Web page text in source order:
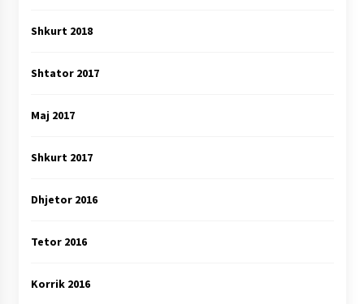
Shkurt 2018
Shtator 2017
Maj 2017
Shkurt 2017
Dhjetor 2016
Tetor 2016
Korrik 2016